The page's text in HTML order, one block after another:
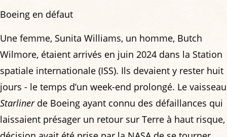
Boeing en défaut
Une femme, Sunita Williams, un homme, Butch
Wilmore, étaient arrivés en juin 2024 dans la Station
spatiale internationale (ISS). Ils devaient y rester huit
jours - le temps d’un week-end prolongé. Le vaisseau
Starlinerde Boeing ayant connu des défaillances qui
laissaient présager un retour sur Terre à haut risque,